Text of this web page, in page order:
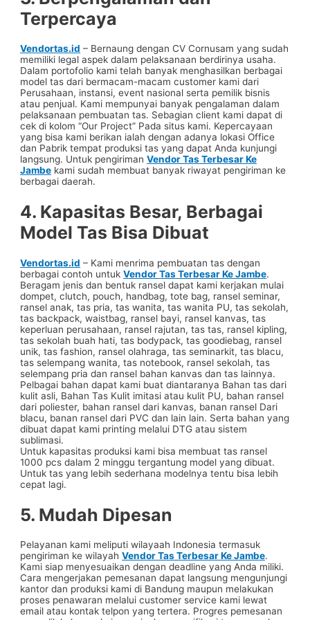
Terpercaya
Vendortas.id – Bernaung dengan CV Cornusam yang sudah
memiliki legal aspek dalam pelaksanaan berdirinya usaha.
Dalam portofolio kami telah banyak menghasilkan berbagai
model tas dari bermacam-macam customer kami dari
Perusahaan, instansi, event nasional serta pemilik bisnis
atau penjual. Kami mempunyai banyak pengalaman dalam
pelaksanaan pembuatan tas. Sebagian client kami dapat di
cek di kolom “Our Project” Pada situs kami. Kepercayaan
yang bisa kami berikan ialah dengan adanya lokasi Office
dan Pabrik tempat produksi tas yang dapat Anda kunjungi
langsung. Untuk pengirimanVendor Tas Terbesar Ke
Jambe kami sudah membuat banyak riwayat pengiriman ke
berbagai daerah.
4. Kapasitas Besar, Berbagai
Model Tas Bisa Dibuat
Vendortas.id – Kami menrima pembuatan tas dengan
berbagai contoh untukVendor Tas Terbesar Ke Jambe.
Beragam jenis dan bentuk ransel dapat kami kerjakan mulai
dompet, clutch, pouch, handbag, tote bag, ransel seminar,
ransel anak, tas pria, tas wanita, tas wanita PU, tas sekolah,
tas backpack, waistbag, ransel bayi, ransel kanvas, tas
keperluan perusahaan, ransel rajutan, tas tas, ransel kipling,
tas sekolah buah hati, tas bodypack, tas goodiebag, ransel
unik, tas fashion, ransel olahraga, tas seminarkit, tas blacu,
tas selempang wanita, tas notebook, ransel sekolah, tas
selempang pria dan ransel bahan kanvas dan tas lainnya.
Pelbagai bahan dapat kami buat diantaranya Bahan tas dari
kulit asli, Bahan Tas Kulit imitasi atau kulit PU, bahan ransel
dari poliester, bahan ransel dari kanvas, banan ransel Dari
blacu, banan ransel dari PVC dan lain lain. Serta bahan yang
dibuat dapat kami printing melalui DTG atau sistem
sublimasi.
Untuk kapasitas produksi kami bisa membuat tas ransel
1000 pcs dalam 2 minggu tergantung model yang dibuat.
Untuk tas yang lebih sederhana modelnya tentu bisa lebih
cepat lagi.
5. Mudah Dipesan
Pelayanan kami meliputi wilayaah Indonesia termasuk
pengiriman ke wilayahVendor Tas Terbesar Ke Jambe.
Kami siap menyesuaikan dengan deadline yang Anda miliki.
Cara mengerjakan pemesanan dapat langsung mengunjungi
kantor dan produksi kami di Bandung maupun melakukan
proses penawaran melalui customer service kami lewat
email atau kontak telpon yang tertera. Progres pemesanan